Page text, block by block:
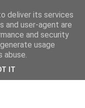
deliver its services
and user-agent are
and security
usage
abuse.
IT